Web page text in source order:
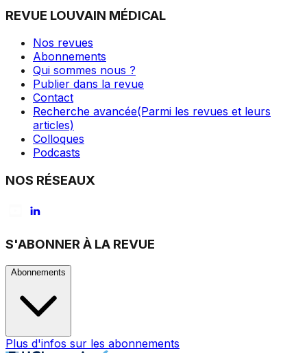
REVUE LOUVAIN MÉDICAL
Nos revues
Abonnements
Qui sommes nous ?
Publier dans la revue
Contact
Recherche avancée(Parmi les revues et leurs
articles)
Colloques
Podcasts
NOS RÉSEAUX
S'ABONNER À LA REVUE
Abonnements
Plus d'infos sur les abonnements